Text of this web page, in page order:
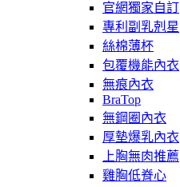
官網獨家自訂
專利副乳剋星
絲棉薄杯
包覆機能內衣
無痕內衣
BraTop
無鋼圈內衣
厚墊爆乳內衣
上胸無肉推薦
雞胸低脊心